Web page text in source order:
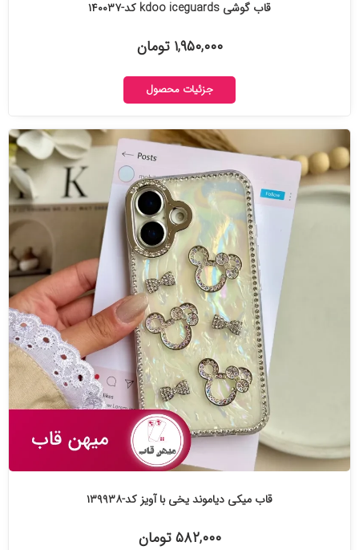
قاب گوشی kdoo iceguards کد-۱۴۰۰۳۷
۱,۹۵۰,۰۰۰ تومان
جزئیات محصول
قاب میکی دیاموند یخی با آویز کد-۱۳۹۹۳۸
۵۸۲,۰۰۰ تومان